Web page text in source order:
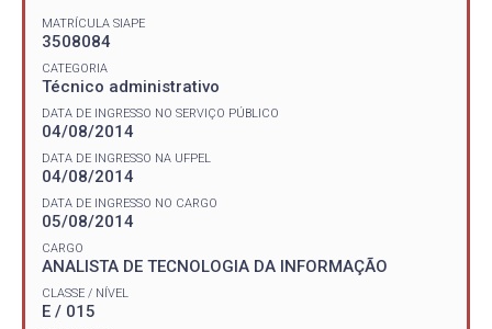
MATRÍCULA SIAPE
3508084
CATEGORIA
Técnico administrativo
DATA DE INGRESSO NO SERVIÇO PÚBLICO
04/08/2014
DATA DE INGRESSO NA UFPEL
04/08/2014
DATA DE INGRESSO NO CARGO
05/08/2014
CARGO
ANALISTA DE TECNOLOGIA DA INFORMAÇÃO
CLASSE / NÍVEL
E / 015